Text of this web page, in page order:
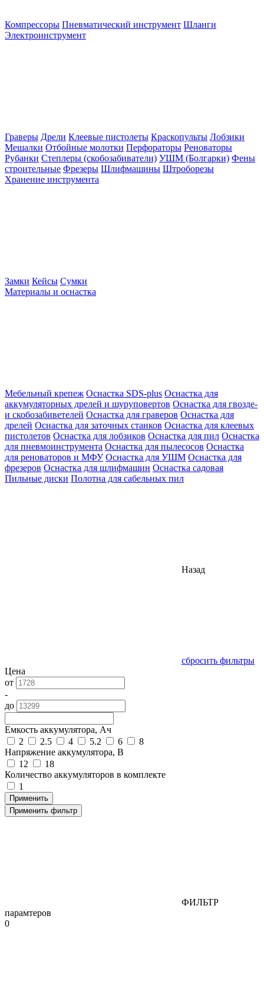
Компрессоры Пневматический инструмент Шланги
Электроинструмент
Граверы Дрели Клеевые пистолеты Краскопульты Лобзики
Мешалки Отбойные молотки Перфораторы Реноваторы
Рубанки Степлеры (скобозабиватели) УШМ (Болгарки) Фены
строительные Фрезеры Шлифмашины Штроборезы
Хранение инструмента
Замки Кейсы Сумки
Материалы и оснастка
Мебельный крепеж Оснастка SDS-plus Оснастка для
аккумуляторных дрелей и шуруповертов Оснастка для гвозде-
и скобозабиветелей Оснастка для граверов Оснастка для
дрелей Оснастка для заточных станков Оснастка для клеевых
пистолетов Оснастка для лобзиков Оснастка для пил Оснастка
для пневмоинструмента Оснастка для пылесосов Оснастка
для реноваторов и МФУ Оснастка для УШМ Оснастка для
фрезеров Оснастка для шлифмашин Оснастка садовая
Пильные диски Полотна для сабельных пил
Назад
сбросить фильтры
Цена
от
-
до
Емкость аккумулятора, Ач
2
2.5 4 5.2 6
8
Напряжение аккумулятора, В
12
18
Количество аккумуляторов в комплекте
1
Применить фильтр
ФИЛЬТР
парамтеров
0